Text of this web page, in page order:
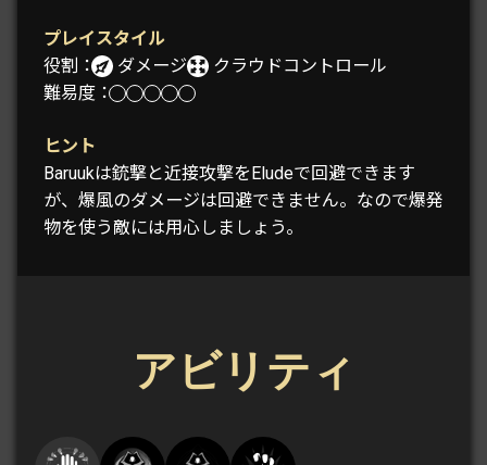
プレイスタイル
役割：
ダメージ
クラウドコントロール
難易度：
ヒント
Baruukは銃撃と近接攻撃をEludeで回避できます
が、爆風のダメージは回避できません。なので爆発
物を使う敵には用心しましょう。
アビリティ